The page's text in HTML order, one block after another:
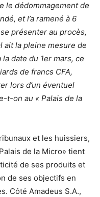
le dédommagement de
et l’a ramené à 6
présenter au procès,
ait la pleine mesure de
date du 1er mars, ce
de francs CFA,
lors d’un éventuel
t-on au « Palais de la
et les huissiers,
de la Micro» tient
de ses produits et
de ses objectifs en
Côté Amadeus S.A.,